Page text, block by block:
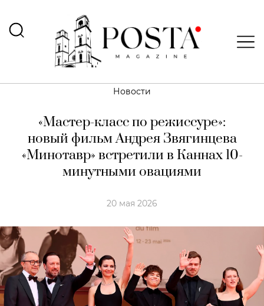
Новости
«Мастер-класс по режиссуре»:
новый фильм Андрея Звягинцева
«Минотавр» встретили в Каннах 10-
минутными овациями
20 мая 2026